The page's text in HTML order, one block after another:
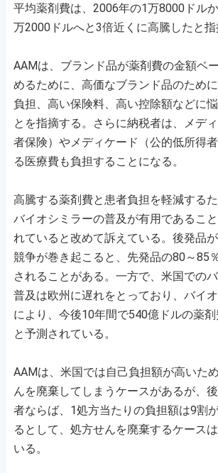
平均薬剤費は、2006年の1万8000ドル
万2000ドルへと3倍近くに高騰したと指
AAMは、ブランド品が薬剤費の金額ベ
めるために、高価なブランド品のため
負担、高い保険料、高い控除額などに
とを指摘する。さらに納税者は、メデ
者保険）やメディケード（公的低所得
る医療費も負担することになる。
高騰する薬剤費と患者負担を軽減する
バイオシミラーの普及が有用であるこ
れていると改めて訴えている。後発品
競争が巻き起こると、先発品の80～85
されることがある。一方で、米国での
普及は欧州に遅れをとっており、バイ
により、今後10年間で540億ドルの薬
と予測されている。
AAMは、米国では自己負担額が高いた
んを廃棄してしまうケースがあるが、
者ならば、1処方当たりの負担額は9割
るとして、処方せんを廃棄するケース
いる。